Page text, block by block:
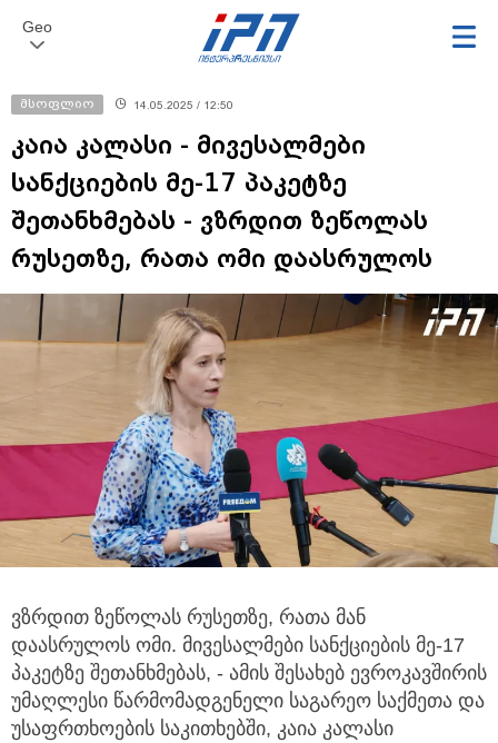
Geo
მსოფლიო 14.05.2025 / 12:50
კაია კალასი - მივესალმები
სანქციების მე-17 პაკეტზე
შეთანხმებას - ვზრდით ზეწოლას
რუსეთზე, რათა ომი დაასრულოს
ვზრდით ზეწოლას რუსეთზე, რათა მან
დაასრულოს ომი. მივესალმები სანქციების მე-17
პაკეტზე შეთანხმებას, - ამის შესახებ ევროკავშირის
უმაღლესი წარმომადგენელი საგარეო საქმეთა და
უსაფრთხოების საკითხებში, კაია კალასი